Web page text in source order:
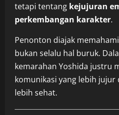
tetapi tentang kejujuran
perkembangan karakter.
Penonton diajak
bukan selalu hal buruk.
kemarahan Yoshida justru
komunikasi yang lebih jujur
lebih sehat.